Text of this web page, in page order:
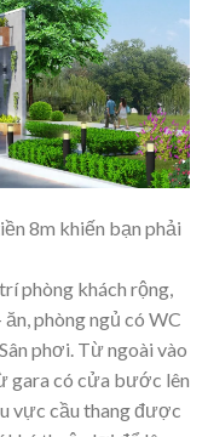
8m khiến bạn phải
phòng khách rộng,
phòng ngủ có WC
phơi. Từ ngoài vào
gara có cửa bước lên
vực cầu thang được